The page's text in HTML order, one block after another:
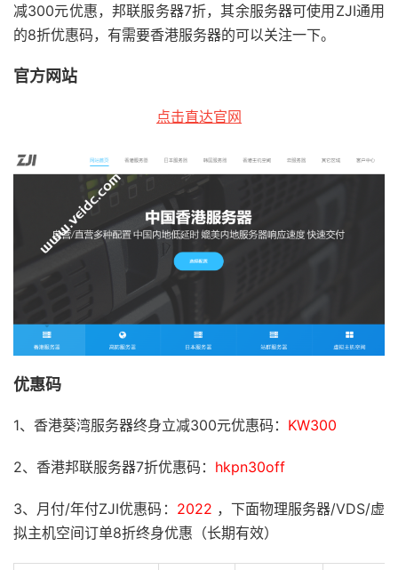
减300元优惠，邦联服务器7折，其余服务器可使用ZJI通用
的8折优惠码，有需要香港服务器的可以关注一下。
官方网站
点击直达官网
优惠码
1、香港葵湾服务器终身立减300元优惠码： KW300
2、香港邦联服务器7折优惠码： hkpn30off
3、月付/年付ZJI优惠码： 2022 ，下面物理服务器/VDS/虚
拟主机空间订单8折终身优惠（长期有效）